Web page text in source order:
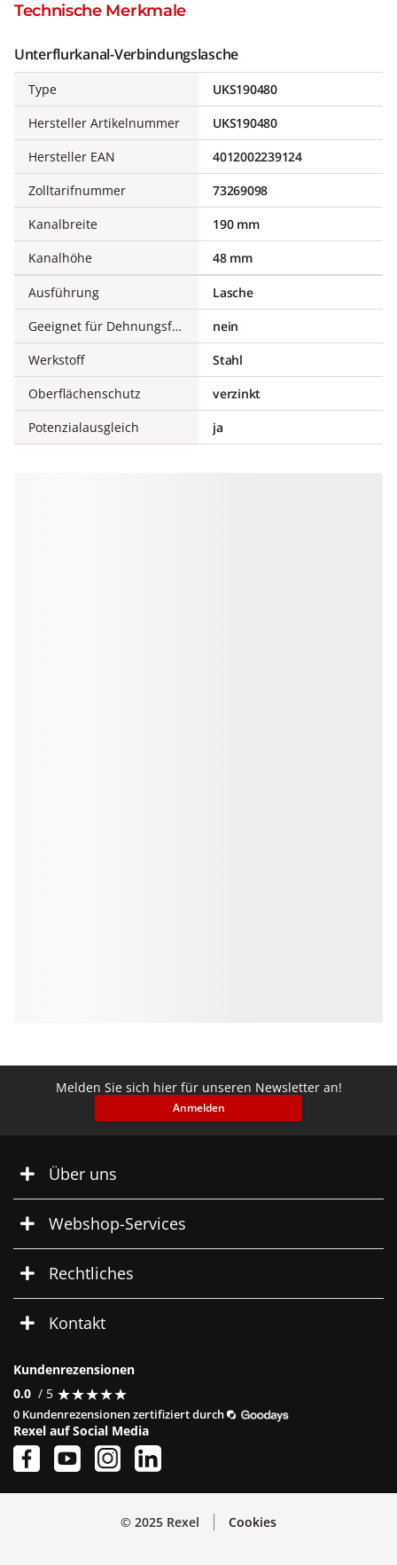
Technische Merkmale
Unterflurkanal-Verbindungslasche
Type
UKS190480
Hersteller Artikelnummer
UKS190480
Hersteller EAN
4012002239124
Zolltarifnummer
73269098
Kanalbreite
190 mm
Kanalhöhe
48 mm
Ausführung
Lasche
Geeignet für Dehnungsfuge
nein
Werkstoff
Stahl
Oberflächenschutz
verzinkt
Potenzialausgleich
ja
Melden Sie sich hier für unseren Newsletter an!
Anmelden
Über uns
Webshop-Services
Rechtliches
Kontakt
Kundenrezensionen
0.0 / 5 ★★★★★
★★★★★
0 Kundenrezensionen zertifiziert durch
Rexel auf Social Media
© 2025 Rexel Cookies